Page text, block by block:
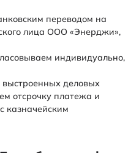
переводом на
лица ООО «Энерджи»,
индивидуально,
деловых
отсрочку платежа и
казначейским